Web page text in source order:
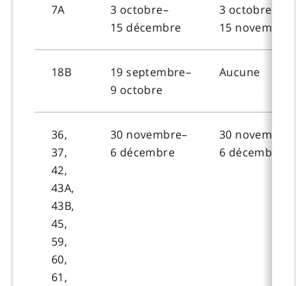
7A
3 octobre–
15 décembre
3 octobre–
15 novembre
18B
19 septembre–
9 octobre
Aucune
36,
37,
42,
43A,
43B,
45,
59,
60,
61,
30 novembre–
6 décembre
30 novembre–
6 décembre